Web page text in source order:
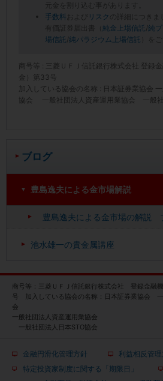
ブログ
豊島逸夫による金市場解説
豊島逸夫による金市場の解説
池水雄一の貴金属講座
元金を割り込む事があります。
手数料
および リスク
の詳細につき
有価証券届出書（ 純金上場信託 /純
場信託 /純パラジウム上場信託 ）を
商号等 : 三菱ＵＦＪ信託銀行株式会社 登録
金）第33号
加入している協会の名称 : 日本証券業協会
協会 一般社団法人資産運用業協会 一般
商号等：三菱ＵＦＪ信託銀行株式会社 登録金融
号 加入している協会の名称：日本証券業協会
会
一般社団法人資産運用業協会
一般社団法人日本STO協会
金融円滑化管理方針
利益相反管
特定投資家制度に関する「期限日」